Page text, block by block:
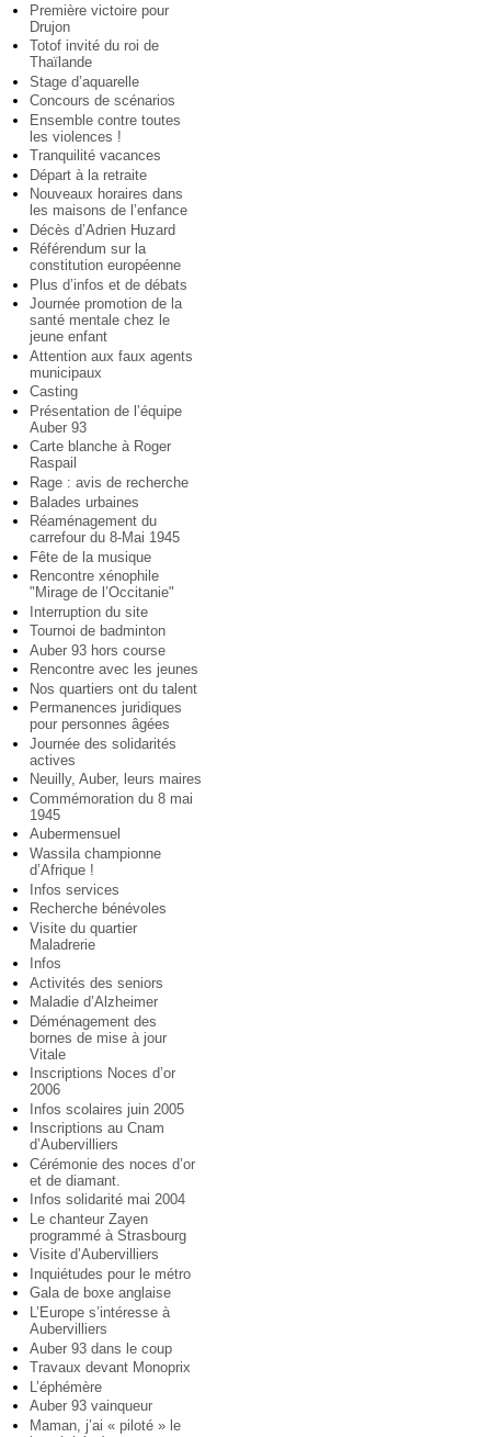
Première victoire pour
Drujon
Totof invité du roi de
Thaïlande
Stage d’aquarelle
Concours de scénarios
Ensemble contre toutes
les violences !
Tranquilité vacances
Départ à la retraite
Nouveaux horaires dans
les maisons de l’enfance
Décès d’Adrien Huzard
Référendum sur la
constitution européenne
Plus d’infos et de débats
Journée promotion de la
santé mentale chez le
jeune enfant
Attention aux faux agents
municipaux
Casting
Présentation de l’équipe
Auber 93
Carte blanche à Roger
Raspail
Rage : avis de recherche
Balades urbaines
Réaménagement du
carrefour du 8-Mai 1945
Fête de la musique
Rencontre xénophile
"Mirage de l’Occitanie"
Interruption du site
Tournoi de badminton
Auber 93 hors course
Rencontre avec les jeunes
Nos quartiers ont du talent
Permanences juridiques
pour personnes âgées
Journée des solidarités
actives
Neuilly, Auber, leurs maires
Commémoration du 8 mai
1945
Aubermensuel
Wassila championne
d’Afrique !
Infos services
Recherche bénévoles
Visite du quartier
Maladrerie
Infos
Activités des seniors
Maladie d’Alzheimer
Déménagement des
bornes de mise à jour
Vitale
Inscriptions Noces d’or
2006
Infos scolaires juin 2005
Inscriptions au Cnam
d’Aubervilliers
Cérémonie des noces d’or
et de diamant.
Infos solidarité mai 2004
Le chanteur Zayen
programmé à Strasbourg
Visite d’Aubervilliers
Inquiétudes pour le métro
Gala de boxe anglaise
L’Europe s’intéresse à
Aubervilliers
Auber 93 dans le coup
Travaux devant Monoprix
L’éphémère
Auber 93 vainqueur
Maman, j’ai « piloté » le